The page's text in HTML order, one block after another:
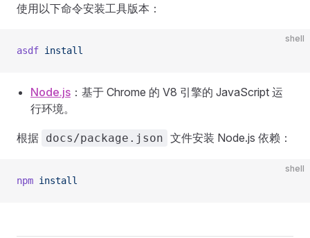
使用以下命令安装工具版本：
shell
asdf install
Node.js ：基于 Chrome 的 V8 引擎的 JavaScript 运
行环境。
根据 docs/package.json 文件安装 Node.js 依赖：
shell
npm install